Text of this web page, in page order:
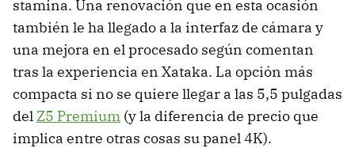
stamina. Una renovación que en esta ocasión
también le ha llegado a la interfaz de cámara y
una mejora en el procesado según comentan
tras la experiencia en Xataka. La opción más
compacta si no se quiere llegar a las 5,5 pulgadas
del Z5 Premium (y la diferencia de precio que
implica entre otras cosas su panel 4K).